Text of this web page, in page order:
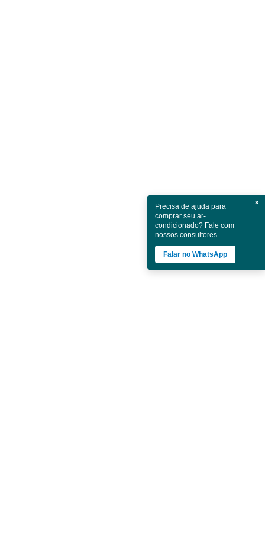
×
Precisa de ajuda para
comprar seu ar-
condicionado? Fale com
nossos consultores
Falar no WhatsApp